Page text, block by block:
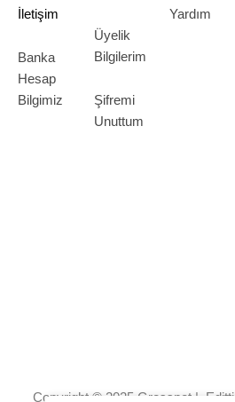
İletişim
Banka
Hesap
Bilgimiz
Üyelik
Bilgilerim
Şifremi
Unuttum
Yardım
Copyright © 2025 Grosspot |